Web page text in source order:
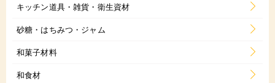
キッチン道具・雑貨・衛生資材
砂糖・はちみつ・ジャム
和菓子材料
和食材